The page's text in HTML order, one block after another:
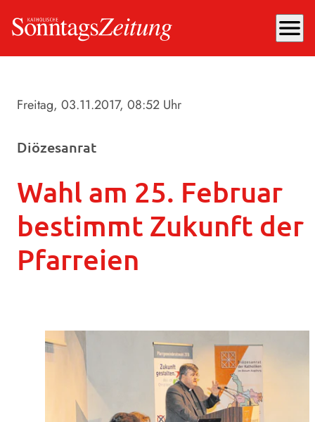
menu
Freitag, 03.11.2017, 08:52 Uhr
Diözesanrat
Wahl am 25. Februar
bestimmt Zukunft der
Pfarreien